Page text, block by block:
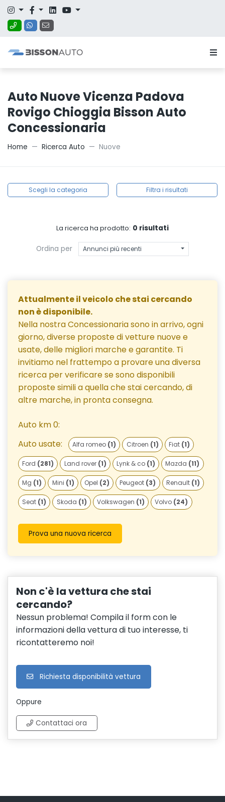
Auto Nuove Vicenza Padova
Rovigo Chioggia Bisson Auto
Concessionaria
Home Ricerca Auto Nuove
Scegli la categoria Filtra i risultati
La ricerca ha prodotto: 0 risultati
Ordina per Annunci più recenti
Attualmente il veicolo che stai cercando
non è disponibile.
Nella nostra Concessionaria sono in arrivo, ogni
giorno, diverse proposte di vetture nuove e
usate, delle migliori marche e garantite. Ti
invitiamo nel frattempo a provare una diversa
ricerca per verificare se sono disponibili
proposte simili a quella che stai cercando, di
altre marche, in pronta consegna.
Auto km 0:
Auto usate:
Alfa romeo (1) Citroen (1) Fiat (1)
Ford (281) Land rover (1) Lynk & co (1) Mazda (11)
Mg (1) Mini (1) Opel (2) Peugeot (3) Renault (1)
Seat (1) Skoda (1) Volkswagen (1) Volvo (24)
Prova una nuova ricerca
Non c'è la vettura che stai
cercando?
Nessun problema! Compila il form con le
informazioni della vettura di tuo interesse, ti
ricontatteremo noi!
Richiesta disponibilità vettura
Oppure
Contattaci ora